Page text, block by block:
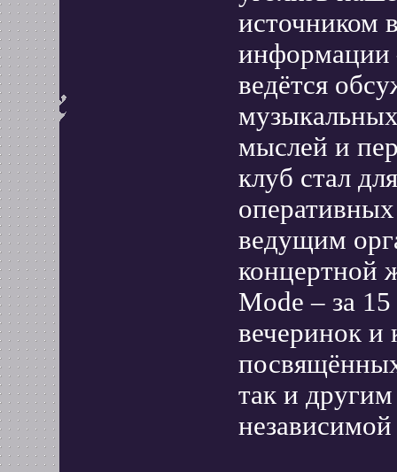
источником
информации
ведётся
мыслей и
клуб стал
ведущим
концертной
Mode – за
вечеринок и
так и